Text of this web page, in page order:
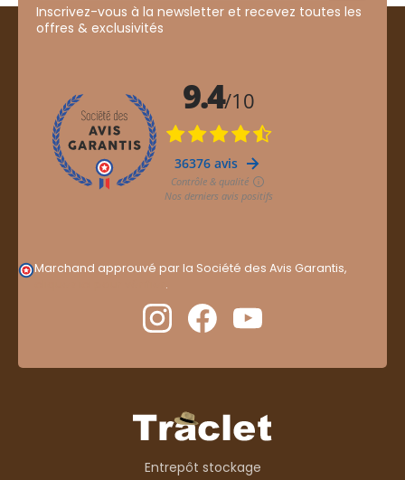
Inscrivez-vous à la newsletter et recevez toutes les
offres & exclusivités
Marchand approuvé par la Société des Avis Garantis,
.
Entrepôt stockage